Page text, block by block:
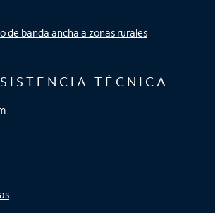
de banda ancha a zonas rurales
TÉCNICA